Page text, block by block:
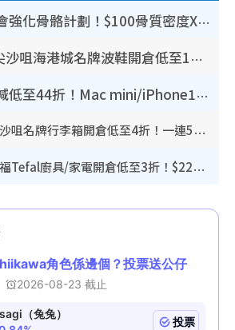
港大推賽馬會強化骨骼計劃！$100骨質密度X光檢查 完成免費運動訓練送超市禮券！附參加資格
開倉優惠 | 尖沙咀海港城名牌波鞋開倉低至1折！On鞋$899起／Joy&Peace鞋履$98起
豐澤優惠勁減低至44折！Mac mini/iPhone17Pro大減價！廚房家電$220起
開倉優惠｜尖沙咀名牌行李箱開倉低至4折！一連5日 American Tourister/ace./Hallmark $200起！
廚具開倉｜特福Tefal廚具/家電開倉低至3折！$220起買平底鍋/炒鑊/湯煲！電飯煲/吸塵機/燙斗$418起